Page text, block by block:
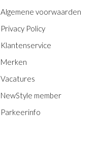
Algemene voorwaarden
Privacy Policy
Klantenservice
Merken
Vacatures
NewStyle member
Parkeerinfo